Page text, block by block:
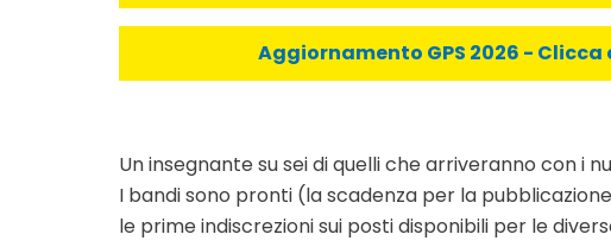
Aggiornamento GPS 2026 - Clicca
Un insegnante su sei di quelli che arriveranno con i
I bandi sono pronti (la scadenza per la
le prime indiscrezioni sui posti disponibili per le